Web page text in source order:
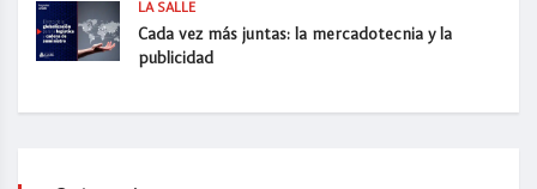
LA SALLE
Cada vez más juntas: la mercadotecnia y la
publicidad